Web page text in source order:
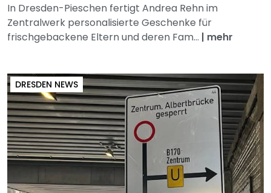
In Dresden-Pieschen fertigt Andrea Rehn im
Zentralwerk personalisierte Geschenke für
frischgebackene Eltern und deren Fam... | mehr
DRESDEN NEWS